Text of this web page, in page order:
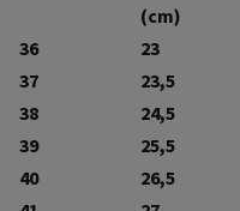
(cm)
36
23
37
23,5
38
24,5
39
25,5
40
26,5